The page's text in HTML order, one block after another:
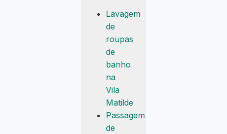
Lavagem
de
roupas
de
banho
na
Vila
Matilde
Passagem
de